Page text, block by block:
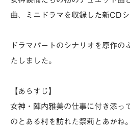
曲、ミニドラマを収録した新CDシ
ドラマパートのシナリオを原作の
たしました。
【あらすじ】
女神・陣内雅美の仕事に付き添っ
のとある村を訪れた祭莉とあかね